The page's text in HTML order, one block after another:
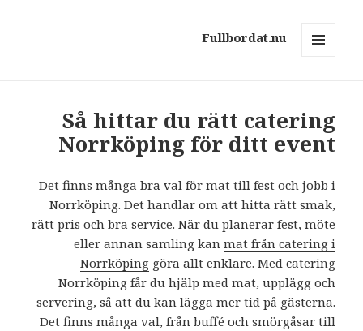
Fullbordat.nu
Så hittar du rätt catering
Norrköping för ditt event
Det finns många bra val för mat till fest och jobb i
Norrköping. Det handlar om att hitta rätt smak,
rätt pris och bra service. När du planerar fest, möte
eller annan samling kan mat från catering i
Norrköping göra allt enklare. Med catering
Norrköping får du hjälp med mat, upplägg och
servering, så att du kan lägga mer tid på gästerna.
Det finns många val, från buffé och smörgåsar till